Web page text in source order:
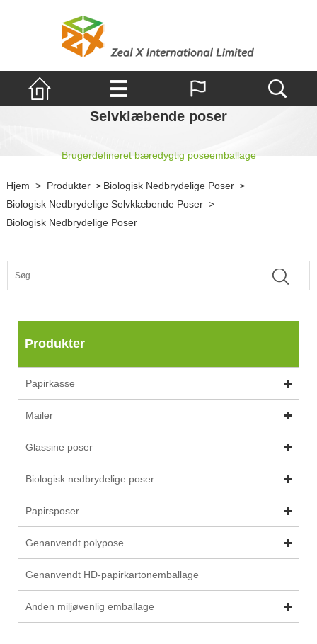
Selvklæbende poser
Brugerdefineret bæredygtig poseemballage
Hjem > Produkter > Biologisk Nedbrydelige Poser >
Biologisk Nedbrydelige Selvklæbende Poser >
Biologisk Nedbrydelige Poser
Produkter
Papirkasse
Mailer
Glassine poser
Biologisk nedbrydelige poser
Papirsposer
Genanvendt polypose
Genanvendt HD-papirkartonemballage
Anden miljøvenlig emballage